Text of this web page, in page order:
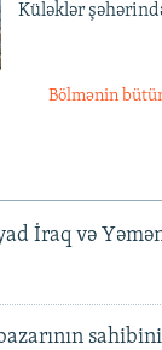
Küləklər
Bölmənin
İraq və